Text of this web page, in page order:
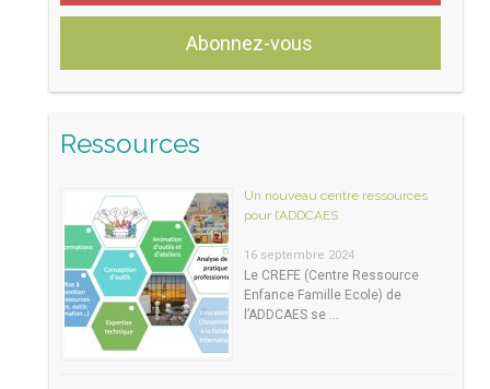
Abonnez-vous
Ressources
Un nouveau centre ressources
pour l’ADDCAES
16 septembre 2024
Le CREFE (Centre Ressource
Enfance Famille Ecole) de
l’ADDCAES se …